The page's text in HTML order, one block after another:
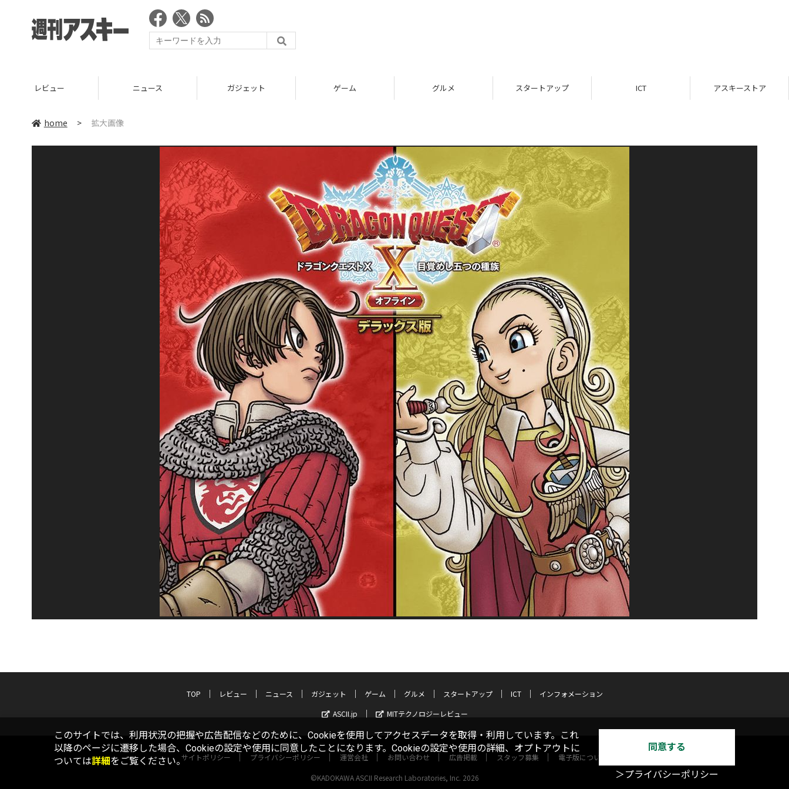
レビュー ニュース ガジェット ゲーム グルメ スタートアップ ICT アスキーストア
home > 拡大画像
TOP レビュー ニュース ガジェット ゲーム グルメ スタートアップ ICT
インフォメーション
ASCII.jp
MITテクノロジーレビュー
サイトポリシー プライバシーポリシー 運営会社 お問い合わせ 広告掲載 スタッフ募集 電子版について
©KADOKAWA ASCII Research Laboratories, Inc. 2026
このサイトでは、利用状況の把握や広告配信などのために、Cookieを使用してアクセスデータを取得・利用しています。これ
以降のページに遷移した場合、Cookieの設定や使用に同意したことになります。Cookieの設定や使用の詳細、オプトアウトに
ついては詳細をご覧ください。
同意する
＞プライバシーポリシー